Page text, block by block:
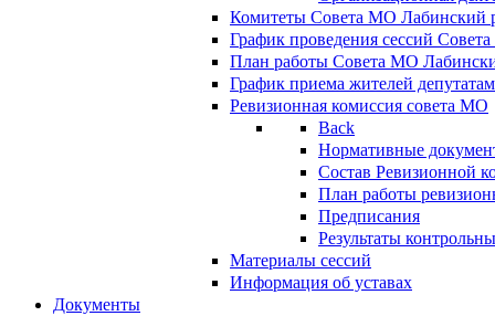
Комитеты Совета МО Лабинский
График проведения сессий
План работы Совета МО
График приема жителей
Ревизионная комиссия совета МО
Back
Нормативные
Состав Ревизионной
План работы
Предписания
Результаты
Материалы сессий
Информация об уставах
Документы